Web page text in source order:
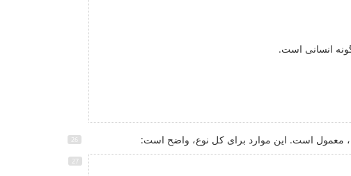
انسانی است.
معمول است. این موارد برای کل نوع، واضح است: